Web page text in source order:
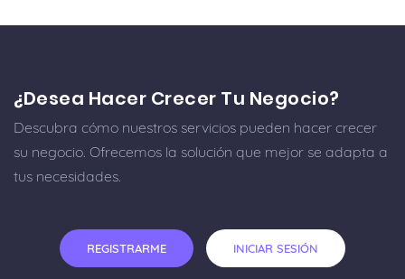
¿Desea Hacer Crecer Tu Negocio?
Descubra cómo nuestros servicios pueden hacer crecer
su negocio. Ofrecemos la solución que mejor se adapta a
tus necesidades.
REGISTRARME INICIAR SESIÓN